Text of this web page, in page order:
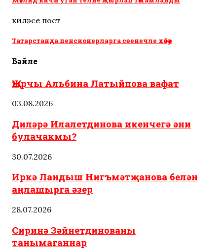
киләсе пост
Татарстанда пенсионерларга сөенечле хәбәр
Бәйле
Җырчы Альбина Латыйпова вафат
03.08.2026
Диләрә Илалетдинова икенчегә әни
булачакмы?
30.07.2026
Иркә Ландыш Нигъмәтҗанова белән
аңлашырга әзер
28.07.2026
Сиринә Зәйнетдинованы
танымаганнар